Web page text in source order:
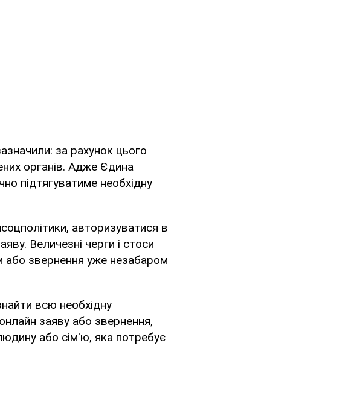
за рахунок цього
органів. Адже Єдина
підтягуватиме необхідну
авторизуватися в
Величезні черги і стоси
або звернення уже незабаром
всю необхідну
заяву або звернення,
або сім'ю, яка потребує